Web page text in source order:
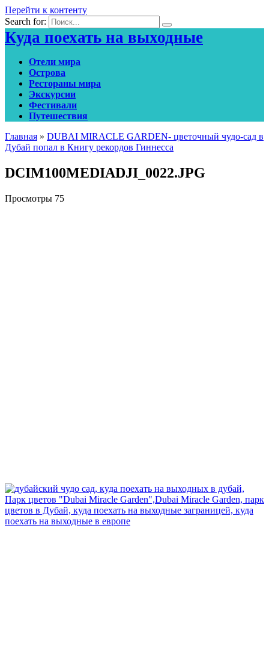
Перейти к контенту
Search for:
Куда поехать на выходные
Отели мира
Острова
Рестораны мира
Экскурсии
Фестивали
Путешествия
Главная » DUBAI MIRACLE GARDEN- цветочный чудо-сад в
Дубай попал в Книгу рекордов Гиннесса
DCIM100MEDIADJI_0022.JPG
Просмотры 75